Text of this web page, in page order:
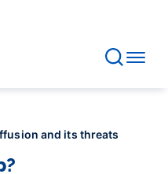
and its threats